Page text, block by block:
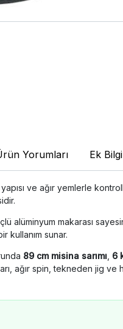
Yorumları Ek
ve ağır yemlerle
alüminyum makarası
kullanım sunar.
89 cm misina sarımı 6
ağır spin, tekneden jig ve